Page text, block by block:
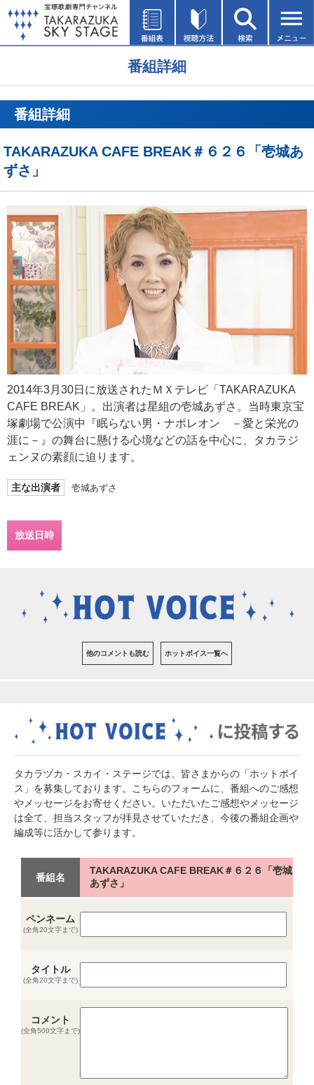
番組詳細
番組詳細
TAKARAZUKA CAFE BREAK＃６２６「壱城あ
ずさ」
2014年3月30日に放送されたＭＸテレビ「TAKARAZUKA
CAFE BREAK」。出演者は星組の壱城あずさ。当時東京宝
塚劇場で公演中『眠らない男・ナポレオン －愛と栄光の
涯に－』の舞台に懸ける心境などの話を中心に、タカラジ
ェンヌの素顔に迫ります。
主な出演者 壱城あずさ
放送日時
他のコメントも読む ホットボイス一覧へ
タカラヅカ・スカイ・ステージでは、皆さまからの「ホットボイ
ス」を募集しております。こちらのフォームに、番組へのご感想
やメッセージをお寄せください。いただいたご感想やメッセージ
は全て、担当スタッフが拝見させていただき、今後の番組企画や
編成等に活かして参ります。
番組名
TAKARAZUKA CAFE BREAK＃６２６「壱城
あずさ」
ペンネーム
(全角20文字まで)
タイトル
(全角20文字まで)
コメント
(全角500文字まで)